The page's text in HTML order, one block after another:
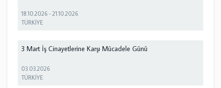
18.10.2026 -21.10.2026
TÜRKİYE
3 Mart İş Cinayetlerine Karşı Mücadele Günü
03.03.2026
TÜRKİYE